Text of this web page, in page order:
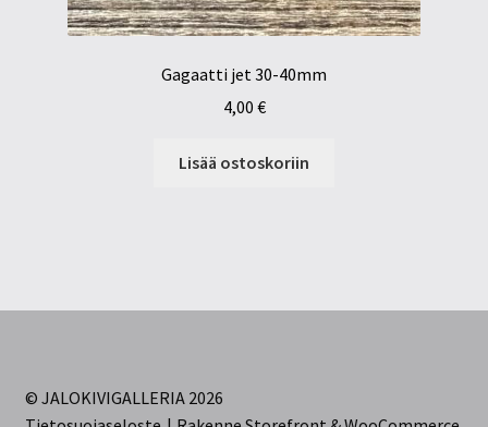
Gagaatti jet 30-40mm
4,00 €
Lisää ostoskoriin
© JALOKIVIGALLERIA 2026